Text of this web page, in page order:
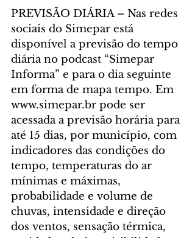
PREVISÃO DIÁRIA – Nas redes
sociais do Simepar está
disponível a previsão do tempo
diária no podcast “Simepar
Informa” e para o dia seguinte
em forma de mapa tempo. Em
www.simepar.br pode ser
acessada a previsão horária para
até 15 dias, por município, com
indicadores das condições do
tempo, temperaturas do ar
mínimas e máximas,
probabilidade e volume de
chuvas, intensidade e direção
dos ventos, sensação térmica,